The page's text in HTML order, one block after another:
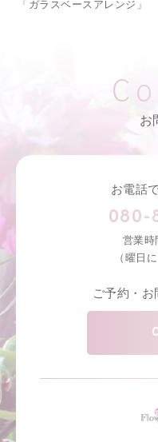
「ガラスベースアレンジ」
お
お電話
080-
営業時
（曜日
ご予約・